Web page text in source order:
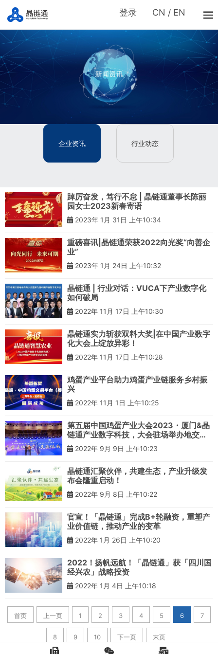
登录 CN / EN
企业资讯 行业动态
踔厉奋发，笃行不怠 | 晶链通董事长陈丽
园女士2023新春寄语
2023年 1月 31日 上午10:34
重磅喜讯|晶链通荣获2022向光奖“向善企
业”
2023年 1月 24日 上午10:32
晶链通 | 行业对话：VUCA下产业数字化
如何破局
2022年 11月 17日 上午10:30
晶链通实力斩获双料大奖|在中国产业数字
化大会上绽放异彩！
2022年 11月 17日 上午10:28
鸡蛋产业平台助力鸡蛋产业链服务乡村振
兴
2022年 11月 1日 上午10:25
第五届中国鸡蛋产业大会2023・厦门&晶
链通产业数字科技，大会驻场举办地交接
仪式圆满举行
2022年 9月 9日 上午10:23
晶链通汇聚伙伴，共建生态，产业升级发
布会隆重启动！
2022年 9月 8日 上午10:22
官宣！「晶链通」完成B+轮融资，重塑产
业价值链，推动产业的变革
2022年 1月 26日 上午10:20
2022！扬帆远航！「晶链通」获「四川国
经兴农」战略投资
2022年 1月 4日 上午10:18
首页 上一页 1 2 3 4 5 6 7
8 9 10 下一页 末页